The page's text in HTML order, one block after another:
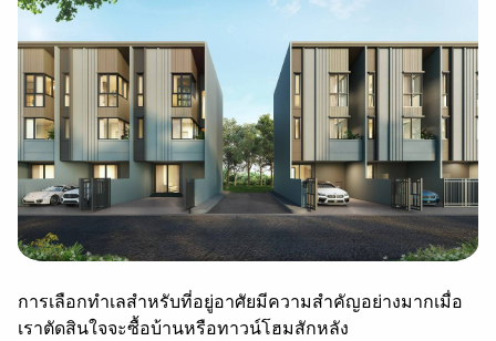
การเลือกทำเลสำหรับที่อยู่อาศัยมีความสำคัญอย่างมากเมื่อ
เราตัดสินใจจะซื้อบ้านหรือทาวน์โฮมสักหลัง